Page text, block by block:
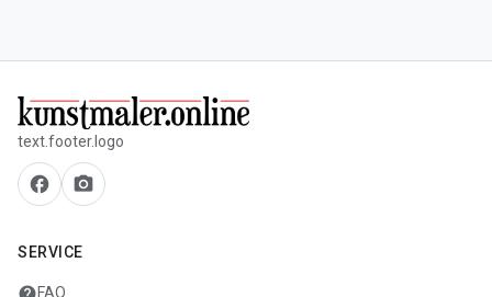
text.footer.logo
facebook camera_alt
SERVICE
FAQ